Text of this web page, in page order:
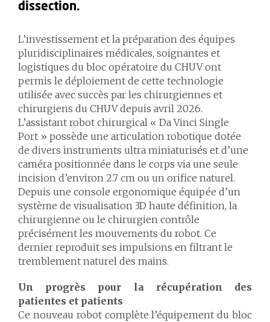
dissection.
L’investissement et la préparation des équipes
pluridisciplinaires médicales, soignantes et
logistiques du bloc opératoire du CHUV ont
permis le déploiement de cette technologie
utilisée avec succès par les chirurgiennes et
chirurgiens du CHUV depuis avril 2026.
L’assistant robot chirurgical « Da Vinci Single
Port » possède une articulation robotique dotée
de divers instruments ultra miniaturisés et d’une
caméra positionnée dans le corps via une seule
incision d’environ 2.7 cm ou un orifice naturel.
Depuis une console ergonomique équipée d’un
système de visualisation 3D haute définition, la
chirurgienne ou le chirurgien contrôle
précisément les mouvements du robot. Ce
dernier reproduit ses impulsions en filtrant le
tremblement naturel des mains.
Un progrès pour la récupération des
patientes et patients
Ce nouveau robot complète l’équipement du bloc